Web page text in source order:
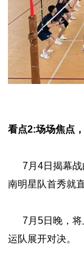
看点2:场场焦点
7月4日揭幕
南明星队首秀就
7月5日晚，将
运队展开对决。